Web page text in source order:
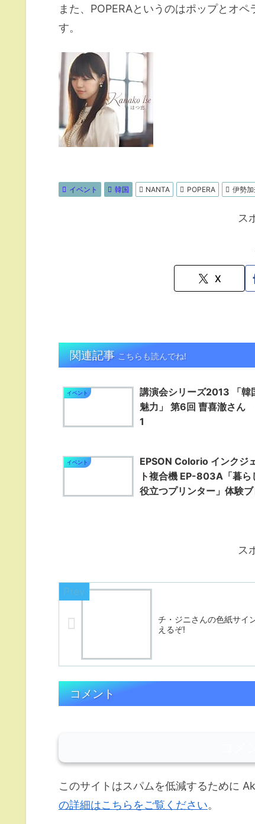
また、POPERAというのはポップとオ
す。
イベント 韓国 NANTA POPERA 伊勢
ス
X
関連記事こちらも読んでね!
イベント
講演会シリーズ2013 「韓
魅力」 第6回 曺喜澈さん
1
イベント
EPSON Colorio インクジ
ト複合機 EP-803A「暮ら
役立つプリンター」体験ブ
ス
チ・ジニさんの色紙サイ
えるぞ!
コメント
このサイトはスパムを低減するために
の詳細はこちらをご覧ください。